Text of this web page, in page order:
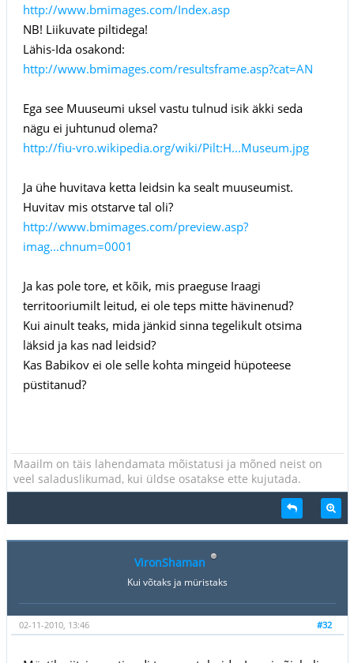
http://www.bmimages.com/Index.asp
NB! Liikuvate piltidega!
Lähis-Ida osakond:
http://www.bmimages.com/resultsframe.asp?cat=AN
Ega see Muuseumi uksel vastu tulnud isik äkki seda
nägu ei juhtunud olema?
http://fiu-vro.wikipedia.org/wiki/Pilt:H...Museum.jpg
Ja ühe huvitava ketta leidsin ka sealt muuseumist.
Huvitav mis otstarve tal oli?
http://www.bmimages.com/preview.asp?
imag...chnum=0001
Ja kas pole tore, et kõik, mis praeguse Iraagi
territooriumilt leitud, ei ole teps mitte hävinenud?
Kui ainult teaks, mida jänkid sinna tegelikult otsima
läksid ja kas nad leidsid?
Kas Babikov ei ole selle kohta mingeid hüpoteese
püstitanud?
Maailm on täis lahendamata mõistatusi ja mõned neist on
veel saladuslikumad, kui üldse osatakse ette kujutada.
VironShaman
Kui võtaks ja müristaks
#32
02-11-2010, 13:46